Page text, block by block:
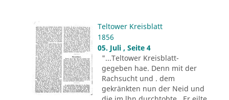
Teltower Kreisblatt
1856
05. Juli , Seite 4
"...Teltower Kreisblatt-
gegeben hae. Denn mit der
Rachsucht und . dem
gekränkten nun der Neid und